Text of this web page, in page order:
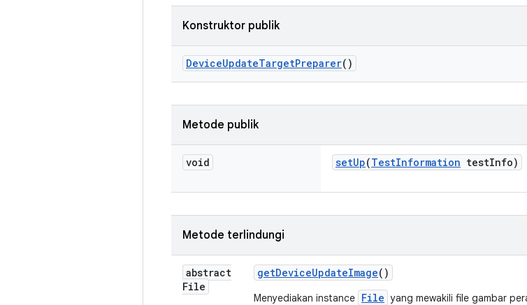
Konstruktor publik
DeviceUpdateTargetPreparer()
Metode publik
void setUp(TestInformation testInfo)
Metode terlindungi
abstract
File
getDeviceUpdateImage()
Menyediakan instance File yang mewakili file gambar